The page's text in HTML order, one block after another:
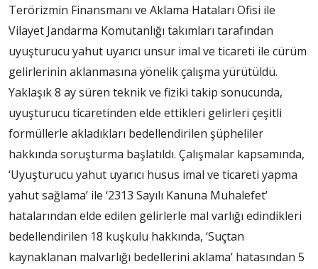
Terörizmin Finansmanı ve Aklama Hataları Ofisi ile
Vilayet Jandarma Komutanlığı takımları tarafından
uyuşturucu yahut uyarıcı unsur imal ve ticareti ile cürüm
gelirlerinin aklanmasına yönelik çalışma yürütüldü.
Yaklaşık 8 ay süren teknik ve fiziki takip sonucunda,
uyuşturucu ticaretinden elde ettikleri gelirleri çeşitli
formüllerle akladıkları bedellendirilen şüpheliler
hakkında soruşturma başlatıldı. Çalışmalar kapsamında,
‘Uyuşturucu yahut uyarıcı husus imal ve ticareti yapma
yahut sağlama’ ile ‘2313 Sayılı Kanuna Muhalefet’
hatalarından elde edilen gelirlerle mal varlığı edindikleri
bedellendirilen 18 kuşkulu hakkında, ‘Suçtan
kaynaklanan malvarlığı bedellerini aklama’ hatasından 5